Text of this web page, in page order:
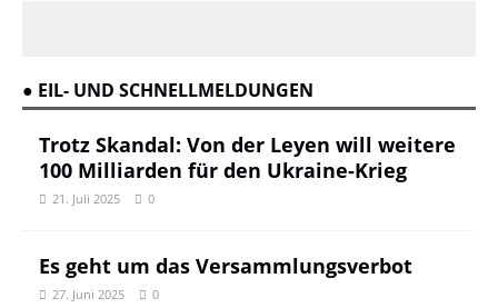
● EIL- UND SCHNELLMELDUNGEN
Trotz Skandal: Von der Leyen will weitere
100 Milliarden für den Ukraine-Krieg
21. Juli 2025 0
Es geht um das Versammlungsverbot
27. Juni 2025 0